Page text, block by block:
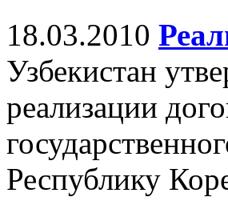
18.03.2010
Узбекистан
реализации
Республику